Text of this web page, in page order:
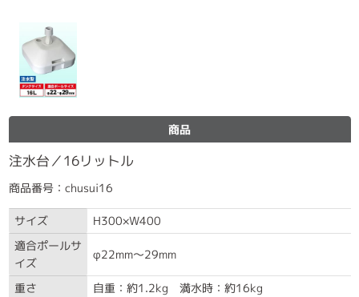
商品
注水台／16リットル
商品番号：chusui16
サイズ
H300×W400
適合ポールサ
イズ
φ22mm～29mm
重さ
自重：約1.2kg 満水時：約16kg